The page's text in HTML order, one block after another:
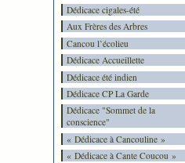
Dédicace cigales-été
Aux Frères des Arbres
Cancou l’écolieu
Dédicace Accueillette
Dédicace été indien
Dédicace CP La Garde
Dédicace "Sommet de la
conscience"
« Dédicace à Cancouline »
« Dédicace à Cante Coucou »